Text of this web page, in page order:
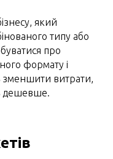
який
типу або
про
формату і
зменшити витрати,
дешевше.